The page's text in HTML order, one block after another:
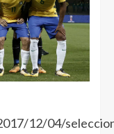
12/04/